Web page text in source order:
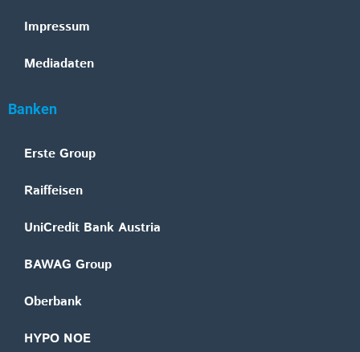
Impressum
Mediadaten
Banken
Erste Group
Raiffeisen
UniCredit Bank Austria
BAWAG Group
Oberbank
HYPO NOE